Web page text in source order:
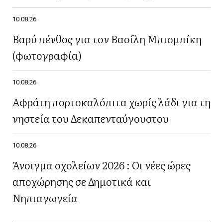
10.08.26
Βαρύ πένθος για τον Βασίλη Μπισμπίκη
(φωτογραφία)
10.08.26
Αφράτη πορτοκαλόπιτα χωρίς λάδι για τη
νηστεία του Δεκαπενταύγουστου
10.08.26
Άνοιγμα σχολείων 2026 : Οι νέες ώρες
αποχώρησης σε Δημοτικά και
Νηπιαγωγεία